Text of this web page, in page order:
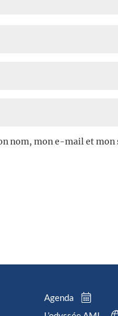
nom, mon e-mail et
Agenda